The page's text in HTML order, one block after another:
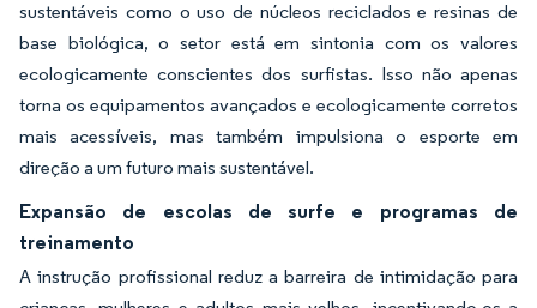
sustentáveis como o uso de núcleos reciclados e resinas de
base biológica, o setor está em sintonia com os valores
ecologicamente conscientes dos surfistas. Isso não apenas
torna os equipamentos avançados e ecologicamente corretos
mais acessíveis, mas também impulsiona o esporte em
direção a um futuro mais sustentável.
Expansão de escolas de surfe e programas de
treinamento
A instrução profissional reduz a barreira de intimidação para